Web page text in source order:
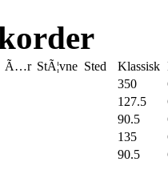
Ã…r StÃ¦vne Sted Klassisk
350
127.5
90.5
135
90.5